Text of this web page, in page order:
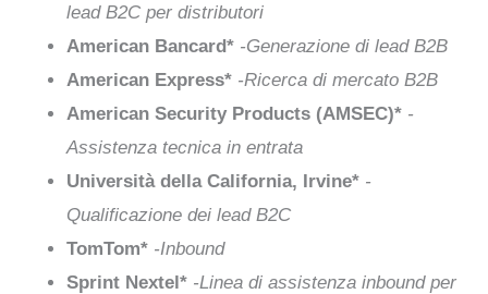
lead B2C per distributori
American Bancard* -Generazione di lead B2B
American Express* -Ricerca di mercato B2B
American Security Products (AMSEC)* -
Assistenza tecnica in entrata
Università della California, Irvine* -
Qualificazione dei lead B2C
TomTom* -Inbound
Sprint Nextel* -Linea di assistenza inbound per